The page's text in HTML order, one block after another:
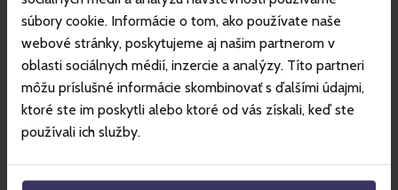
súbory cookie. Informácie o tom, ako používate naše
webové stránky, poskytujeme aj našim partnerom v
oblasti sociálnych médií, inzercie a analýzy. Títo partneri
môžu príslušné informácie skombinovať s ďalšími údajmi,
ktoré ste im poskytli alebo ktoré od vás získali, keď ste
používali ich služby.
Sobota 08.08.2026
09:20 09:40 10:00
10:20 10:40 11:00